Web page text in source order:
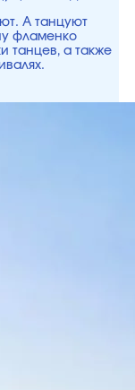
А танцуют
фламенко
танцев, а также